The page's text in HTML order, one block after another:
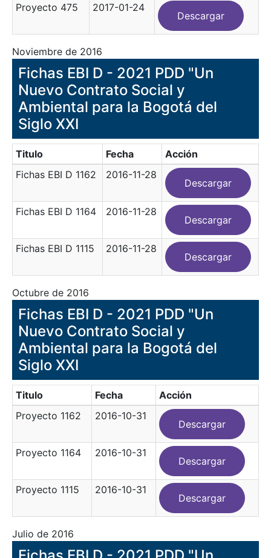
Proyecto 475
2017-01-24
Descargar
Noviembre de 2016
Fichas EBI D - 2021 PDD "Un
Nuevo Contrato Social y
Ambiental para la Bogotá del
Siglo XXI
Titulo Fecha
Acción
Fichas EBI D 1162
2016-11-28
Descargar
Fichas EBI D 1164 2016-11-28
Descargar
Fichas EBI D 1115 2016-11-28
Descargar
Octubre de 2016
Fichas EBI D - 2021 PDD "Un
Nuevo Contrato Social y
Ambiental para la Bogotá del
Siglo XXI
Titulo Fecha
Acción
Proyecto 1162
2016-10-31
Descargar
Proyecto 1164 2016-10-31
Descargar
Proyecto 1115 2016-10-31
Descargar
Julio de 2016